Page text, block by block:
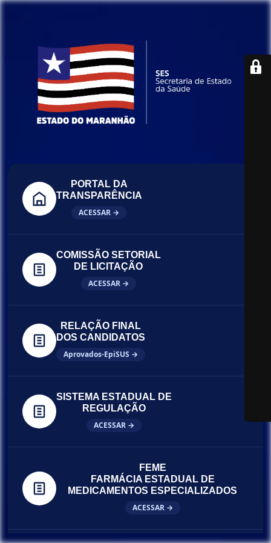
PORTAL DA
TRANSPARÊNCIA
ACESSAR →
COMISSÃO SETORIAL
DE LICITAÇÃO
ACESSAR →
RELAÇÃO FINAL
DOS CANDIDATOS
Aprovados-EpiSUS →
SISTEMA ESTADUAL DE
REGULAÇÃO
ACESSAR →
FEME
FARMÁCIA ESTADUAL DE
MEDICAMENTOS ESPECIALIZADOS
ACESSAR →